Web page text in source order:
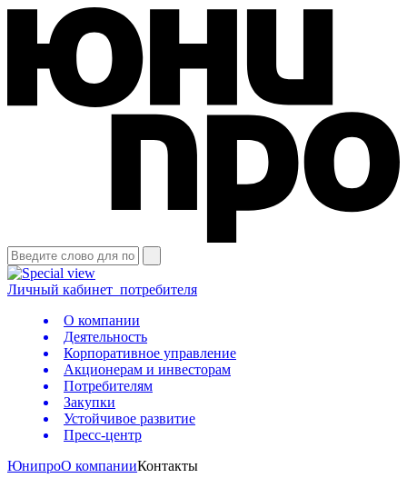
Личный кабинет потребителя
О компании
Деятельность
Корпоративное управление
Акционерам и инвесторам
Потребителям
Закупки
Устойчивое развитие
Пресс-центр
ЮнипроО компанииКонтакты